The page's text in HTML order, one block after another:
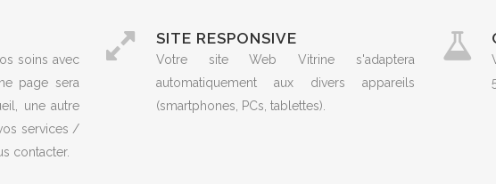
soins avec
page sera
une autre
services /
contacter.
SITE RESPONSIVE
Votre site Web Vitrine s'adaptera
automatiquement aux divers appareils
(smartphones, PCs, tablettes).